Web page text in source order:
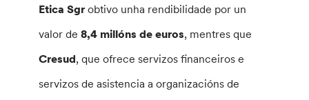
Etica Sgrobtivo unha rendibilidade por un
valor de8,4 millóns de euros, mentres que
Cresud, que ofrece servizos financeiros e
servizos de asistencia a organizacións de